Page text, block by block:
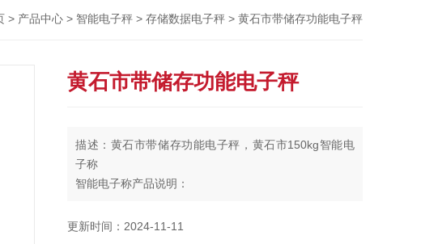
> 产品中心 > 智能电子秤 > 存储数据电子秤 > 黄石市带储存功能电子秤
黄石市带储存功能电子秤
描述：黄石市带储存功能电子秤，黄石市150kg智能电
子称
智能电子称产品说明：
本系统旨在以自动称重软件技术实现货品称重信息随货
更新时间：2024-11-11